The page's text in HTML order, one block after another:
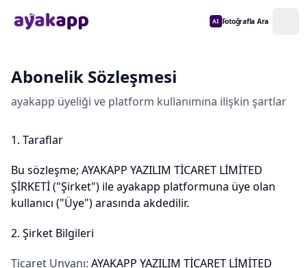
AI Fotoğrafla Ara
Abonelik Sözleşmesi
ayakapp üyeliği ve platform kullanımına ilişkin şartlar
1. Taraflar
Bu sözleşme; AYAKAPP YAZILIM TİCARET LİMİTED
ŞİRKETİ ("Şirket") ile ayakapp platformuna üye olan
kullanıcı ("Üye") arasında akdedilir.
2. Şirket Bilgileri
Ticaret Unvanı: AYAKAPP YAZILIM TİCARET LİMİTED